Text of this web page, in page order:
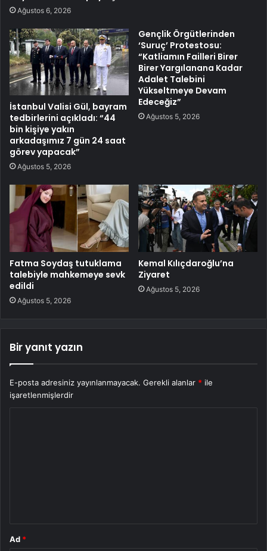
Ağustos 6, 2026
İstanbul Valisi Gül, bayram
tedbirlerini açıkladı: “44
bin kişiye yakın
arkadaşımız 7 gün 24 saat
görev yapacak”
Ağustos 5, 2026
Gençlik Örgütlerinden
‘Suruç’ Protestosu:
“Katliamın Failleri Birer
Birer Yargılanana Kadar
Adalet Talebini
Yükseltmeye Devam
Edeceğiz”
Ağustos 5, 2026
Fatma Soydaş tutuklama
talebiyle mahkemeye sevk
edildi
Ağustos 5, 2026
Kemal Kılıçdaroğlu’na
Ziyaret
Ağustos 5, 2026
Bir yanıt yazın
E-posta adresiniz yayınlanmayacak. Gerekli alanlar * ile
işaretlenmişlerdir
Ad *